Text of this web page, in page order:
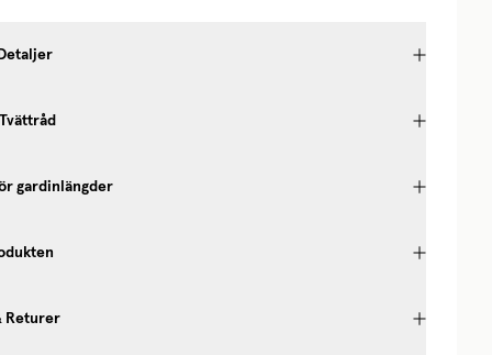
gardinlängder
Returer